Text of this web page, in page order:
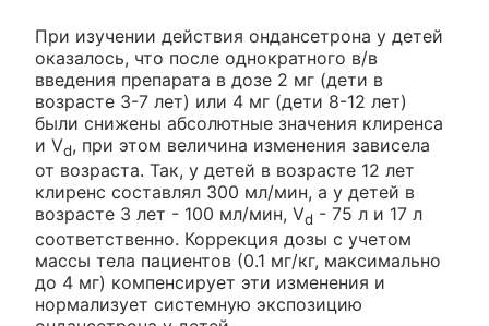
При изучении действия ондансетрона у детей
оказалось, что после однократного в/в
введения препарата в дозе 2 мг (дети в
возрасте 3-7 лет) или 4 мг (дети 8-12 лет)
были снижены абсолютные значения клиренса
и Vd, при этом величина изменения зависела
от возраста. Так, у детей в возрасте 12 лет
клиренс составлял 300 мл/мин, а у детей в
возрасте 3 лет - 100 мл/мин, Vd - 75 л и 17 л
соответственно. Коррекция дозы с учетом
массы тела пациентов (0.1 мг/кг, максимально
до 4 мг) компенсирует эти изменения и
нормализует системную экспозицию